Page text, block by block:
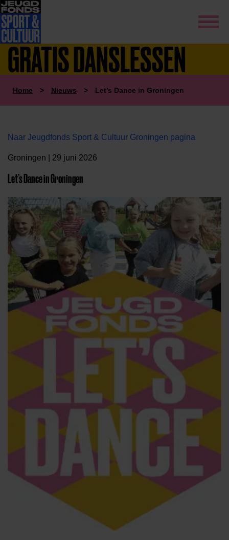
GRATIS DANSLESSEN
Home > Nieuws > Let’s Dance in Groningen
Naar Jeugdfonds Sport & Cultuur Groningen pagina
Groningen | 29 juni 2026
Let’s Dance in Groningen